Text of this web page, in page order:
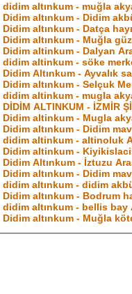
didim altınkum - muğla
Didim altınkum - Didim
Didim altınkum - Datça
Didim altınkum - Muğla
Didim altinkum - Dalyan
didim altinkum - söke
Didim Altınkum - Ayvalık
Didim altınkum - Selçuk
didim altinkum - mugla
DİDİM ALTINKUM - İZMİR
Didim altinkum - Mugla
Didim altınkum - Didim
didim altinkum - altinoluk
Didim altinkum -
Didim Altınkum - İztuzu
Didim altınkum - Didim
didim altınkum - didim
Didim altınkum - Bodrum
didim altınkum - bellis bay
Didim altınkum - Muğla